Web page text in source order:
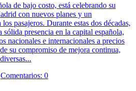
de bajo costo, está celebrando su
con nuevos planes y un
pasajeros. Durante estas dos décadas,
presencia en la capital española,
nacionales e internacionales a precios
su compromiso de mejora continua,
Comentarios: 0